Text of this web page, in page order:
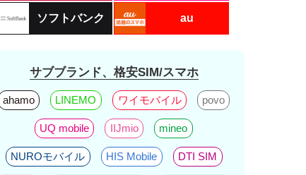
ソフトバンク au
サブブランド、格安SIM/スマホ
ahamo LINEMO ワイモバイル povo
UQ mobile IIJmio mineo
NUROモバイル HIS Mobile DTI SIM